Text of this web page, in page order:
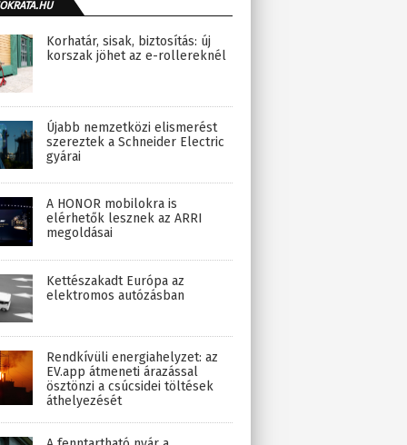
Korhatár, sisak, biztosítás: új
korszak jöhet az e-rollereknél
Újabb nemzetközi elismerést
szereztek a Schneider Electric
gyárai
A HONOR mobilokra is
elérhetők lesznek az ARRI
megoldásai
Kettészakadt Európa az
elektromos autózásban
Rendkívüli energiahelyzet: az
EV.app átmeneti árazással
ösztönzi a csúcsidei töltések
áthelyezését